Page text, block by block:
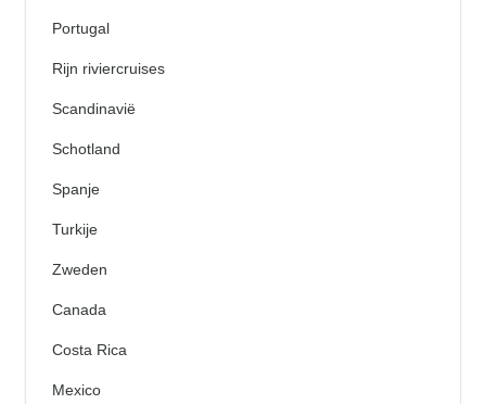
Portugal
Rijn riviercruises
Scandinavië
Schotland
Spanje
Turkije
Zweden
Canada
Costa Rica
Mexico